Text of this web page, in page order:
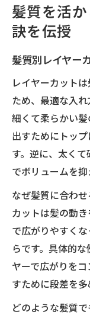
髪質を活
訣を伝授
髪質別レイヤー
レイヤーカット
ため、最適な入
細くて柔らかい
出すためにトッ
す。逆に、太く
でボリュームを抑
なぜ髪質に合わ
カットは髪の動
で広がりやすく
らです。具体的
ヤーで広がりを
すために段差を多
どのような髪質